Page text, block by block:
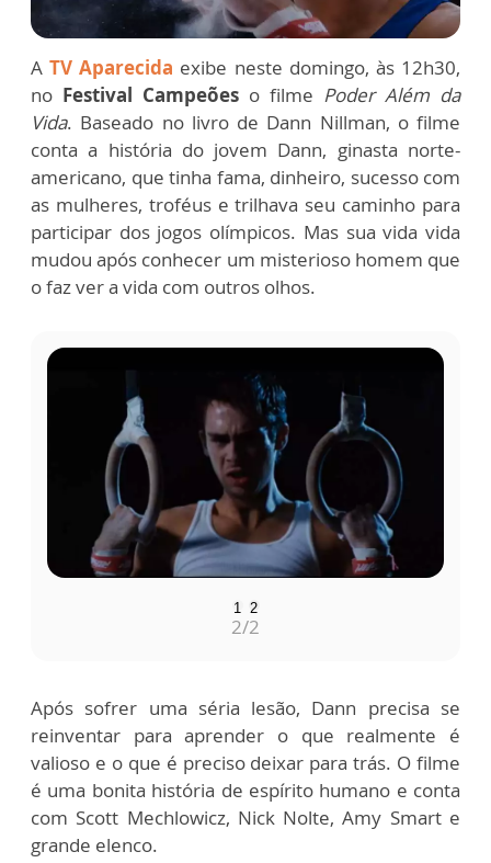
ATV Aparecida exibe neste domingo, às 12h30,
no Festival Campeões o filme Poder Além da
Vida. Baseado no livro de Dann Nillman, o filme
conta a história do jovem Dann, ginasta norte-
americano, que tinha fama, dinheiro, sucesso com
as mulheres, troféus e trilhava seu caminho para
participar dos jogos olímpicos. Mas sua vida vida
mudou após conhecer um misterioso homem que
o faz ver a vida com outros olhos.
1 2
2/2
Após sofrer uma séria lesão, Dann precisa se
reinventar para aprender o que realmente é
valioso e o que é preciso deixar para trás. O filme
é uma bonita história de espírito humano e conta
com Scott Mechlowicz, Nick Nolte, Amy Smart e
grande elenco.